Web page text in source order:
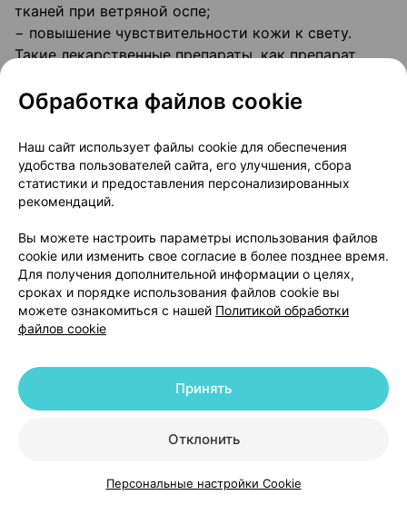
КаталогКорзинаИзбранноеПрофиль
тканей при ветряной оспе;
− повышение чувствительности кожи к свету.
Такие лекарственные препараты, как препарат
повышением риска развития сердечного приступа
"Особые указания и меры предосторожности").
Если какая-либо из нежелательных реакций
становится серьёзной или Вы заметили какую-
либо нежелательную реакцию, не указанную в
листке-вкладыше, обратитесь к Вашему врачу
или работнику аптеки.
Сообщение о нежелательных реакциях
Если у Вас возникают какие-либо нежелательные
врачом. Данная рекомендация распространяется
на любые возможные нежелательные реакции. Вы
реакциях напрямую через систему сообщений
союза (см. ниже). Сообщая о нежелательных
Обработка файлов cookie
Наш сайт использует файлы cookie для обеспечения
удобства пользователей сайта, его улучшения, сбора
статистики и предоставления персонализированных
рекомендаций.
Вы можете настроить параметры использования файлов
cookie или изменить свое согласие в более позднее время.
Для получения дополнительной информации о целях,
сроках и порядке использования файлов cookie вы
можете ознакомиться с нашей Политикой обработки
файлов cookie
Отклонить
Принять
Персональные настройки Cookie